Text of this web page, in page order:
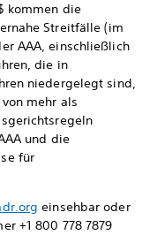
kommen die
Streitfälle (im
AAA, einschließlich
die in
niedergelegt sind,
mehr als
und die
für
einsehbar oder
+1 800 778 7879